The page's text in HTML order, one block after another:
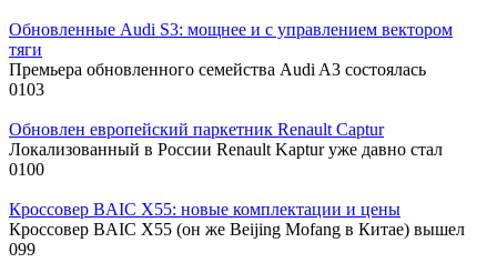
Обновленные Audi S3: мощнее и с управлением вектором
тяги
Премьера обновленного семейства Audi A3 состоялась
0103
Обновлен европейский паркетник Renault Captur
Локализованный в России Renault Kaptur уже давно стал
0100
Кроссовер BAIC X55: новые комплектации и цены
Кроссовер BAIC X55 (он же Beijing Mofang в Китае) вышел
099